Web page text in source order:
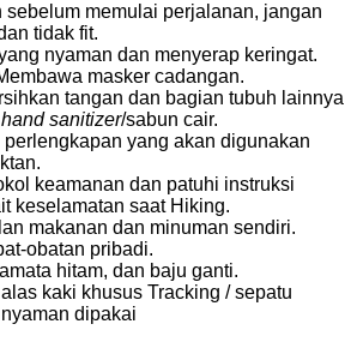
sebelum memulai perjalanan, jangan
tidak fit.
nyaman dan menyerap keringat.
masker cadangan.
tangan dan bagian tubuh lainnya
hand sanitizer/sabun cair.
perlengkapan yang akan digunakan
keamanan dan patuhi instruksi
keselamatan saat Hiking.
makanan dan minuman sendiri.
obatan pribadi.
hitam, dan baju ganti.
kaki khusus Tracking / sepatu
dipakai